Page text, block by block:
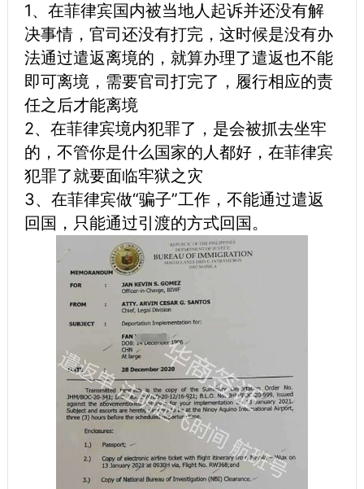
1、在菲律宾国内被当地人起诉并还没有解
决事情，官司还没有打完，这时候是没有办
法通过遣返离境的，就算办理了遣返也不能
即可离境，需要官司打完了，履行相应的责
任之后才能离境
2、在菲律宾境内犯罪了，是会被抓去坐牢
的，不管你是什么国家的人都好，在菲律宾
犯罪了就要面临牢狱之灾
3、在菲律宾做“骗子”工作，不能通过遣返
回国，只能通过引渡的方式回国。